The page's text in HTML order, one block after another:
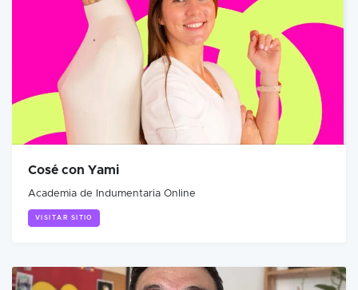
Cosé con Yami
Academia de Indumentaria Online
VISITAR SITIO